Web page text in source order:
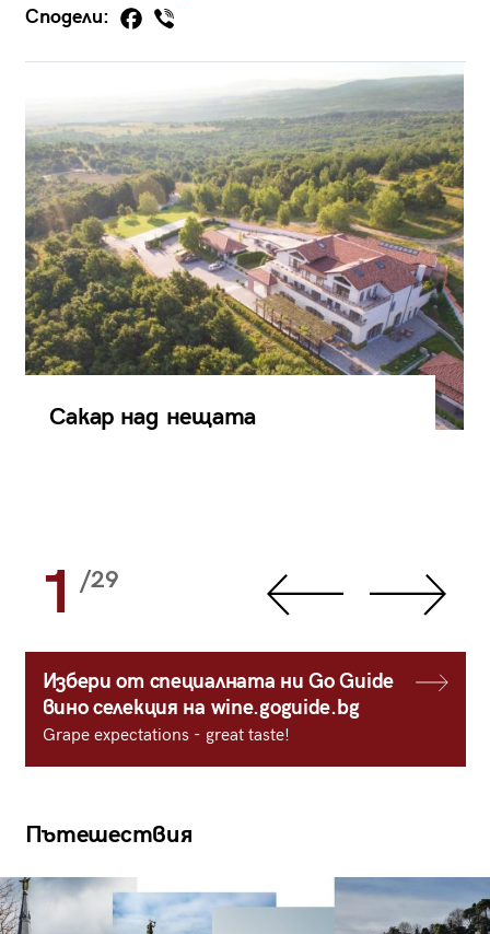
Сподели:
Сакар над нещата
1 /29
Избери от специалната ни Go Guide
вино селекция на wine.goguide.bg
Grape expectations - great taste!
Пътешествия